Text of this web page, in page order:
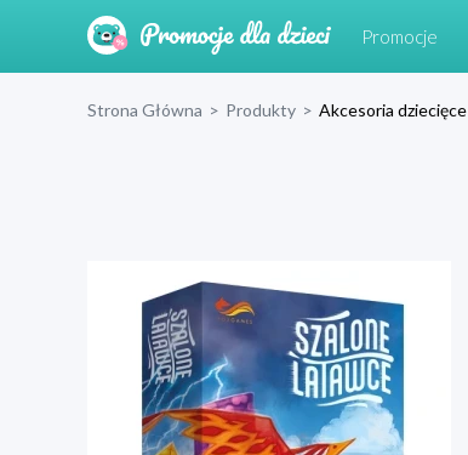
Promocje
Strona Główna > Produkty > Akcesoria dziecięce